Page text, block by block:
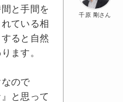
千原 剛さん
と手間を
ている相
ると自然
ます。
ので
と思って